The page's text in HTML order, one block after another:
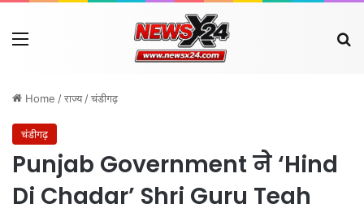
Menu
Home /राज्य /चंडीगढ़
चंडीगढ़
Punjab Government ने ‘Hind
Di Chadar’ Shri Guru Tegh